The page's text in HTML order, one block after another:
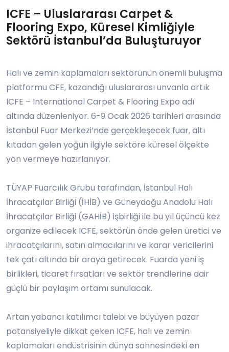
ICFE – Uluslararası Carpet &
Flooring Expo, Küresel Kimliğiyle
Sektörü İstanbul’da Buluşturuyor
Halı ve zemin kaplamaları sektörünün önemli buluşma
platformu CFE, kazandığı uluslararası unvanla artık
ICFE – International Carpet & Flooring Expo adı
altında düzenleniyor. 6-9 Ocak 2026 tarihleri arasında
İstanbul Fuar Merkezi’nde gerçekleşecek fuar, altı
kıtadan gelen yoğun ilgiyle sektöre küresel ölçekte
yön vermeye hazırlanıyor.
TÜYAP Fuarcılık Grubu tarafından, İstanbul Halı
İhracatçılar Birliği (İHİB) ve Güneydoğu Anadolu Halı
İhracatçılar Birliği (GAHİB) işbirliği ile bu yıl üçüncü kez
organize edilecek ICFE, sektörün önde gelen üretici ve
ihracatçılarını, satın almacılarını ve karar vericilerini
tek çatı altında bir araya getirecek. Fuarda yeni iş
birlikleri, ticaret fırsatları ve sektör trendlerine dair
güçlü bir paylaşım ortamı sunulacak.
Artan yabancı katılımcı talebi ve büyüyen pazar
potansiyeliyle dikkat çeken ICFE, halı ve zemin
kaplamaları endüstrisinin dünya sahnesindeki en